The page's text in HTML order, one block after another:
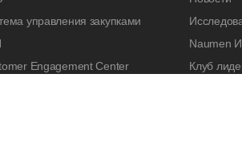
управления закупками
Engagement Center
Naumen
Клуб